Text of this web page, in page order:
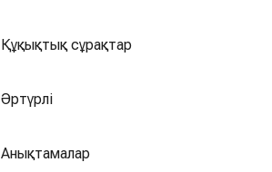
Құқықтық сұрақтар
Әртүрлі
Анықтамалар